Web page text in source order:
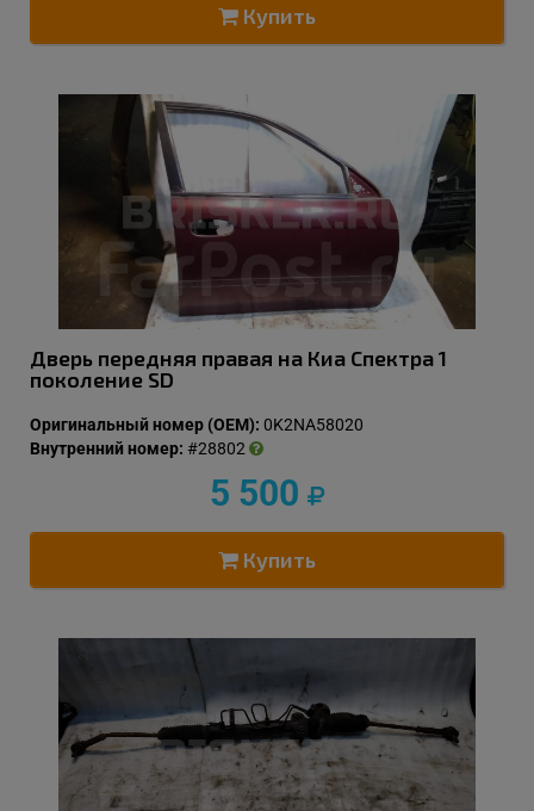
Купить
Дверь передняя правая на Киа Спектра 1
поколение SD
Оригинальный номер (OEM): 0K2NA58020
Внутренний номер: #28802
5 500
Купить